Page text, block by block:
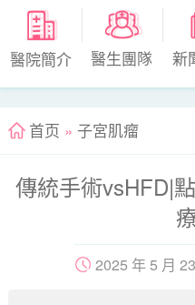
醫院簡介 醫生團隊 新
首页 » 子宮肌瘤
傳統手術vsHFD|
2025 年 5 月